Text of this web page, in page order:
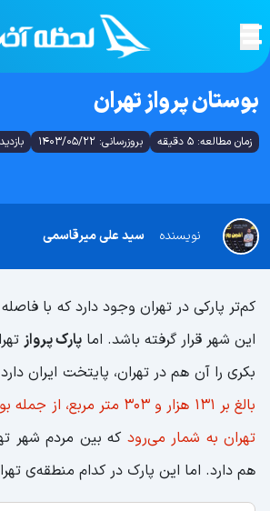
بوستان پرواز تهران
زمان مطالعه: 5 دقیقه بروزرسانی: 1403/05/22 بازدید:
سید علی میرقاسمی نویسنده
کم‌تر پارکی در تهران وجود دارد که با
این شهر قرار گرفته باشد. اما پارک پرواز
بکری را آن هم در تهران، پایتخت ایران
بالغ بر ۱۳۱ هزار و ۳۰۳ متر
تهران به شمار می‌رود که بین مردم شهر
هم دارد. اما این پارک در کدام منطقه‌ی